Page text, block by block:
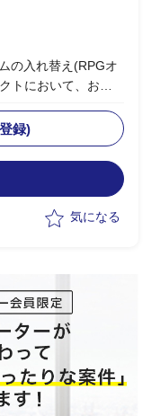
の入れ替え(RPGオ
トにおいて、お客
横断的なプロジェク
録)
気になる